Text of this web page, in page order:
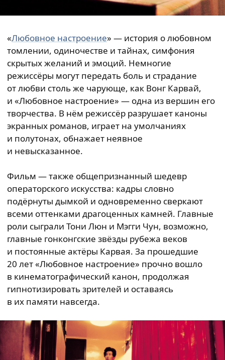
«Любовное настроение» — история о любовном
томлении, одиночестве и тайнах, симфония
скрытых желаний и эмоций. Немногие
режиссёры могут передать боль и страдание
от любви столь же чарующе, как Вонг Карвай,
и «Любовное настроение» — одна из вершин его
творчества. В нём режиссёр разрушает каноны
экранных романов, играет на умолчаниях
и полутонах, обнажает неявное
и невысказанное.
Фильм — также общепризнанный шедевр
операторского искусства: кадры словно
подёрнуты дымкой и одновременно сверкают
всеми оттенками драгоценных камней. Главные
роли сыграли Тони Люн и Мэгги Чун, возможно,
главные гонконгские звёзды рубежа веков
и постоянные актёры Карвая. За прошедшие
20 лет «Любовное настроение» прочно вошло
в кинематографический канон, продолжая
гипнотизировать зрителей и оставаясь
в их памяти навсегда.